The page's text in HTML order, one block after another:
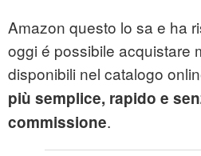
Amazon questo lo sa e ha
oggi é possibile acquistare
disponibili nel catalogo
più semplice, rapido e
commissione.